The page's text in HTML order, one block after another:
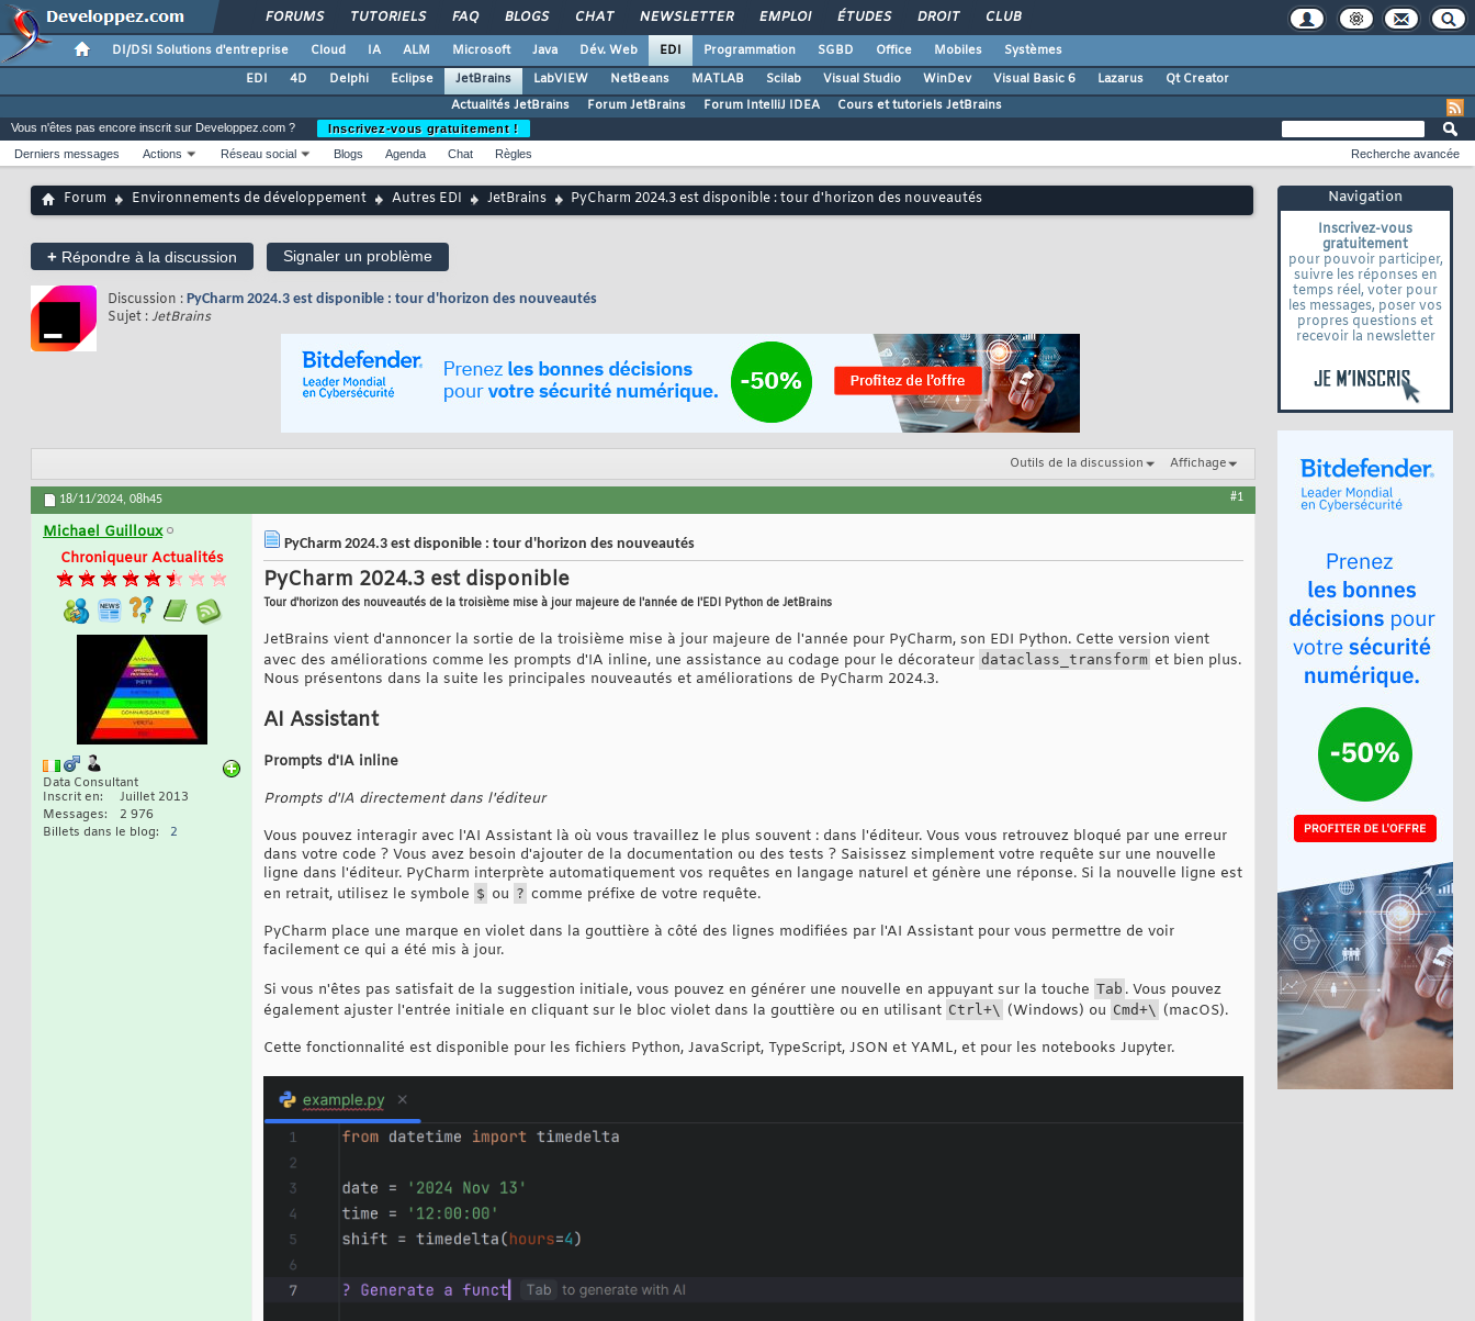
FORUMS TUTORIELS FAQ BLOGS CHAT NEWSLETTER EMPLOI ÉTUDES DROIT CLUB
DI/DSI Solutions d'entreprise Cloud IA ALM Microsoft Java Dév. Web EDI Programmation SGBD Office Mobiles
Systèmes
EDI
4D Delphi Eclipse JetBrains LabVIEW NetBeans MATLAB Scilab Visual Studio WinDev Visual Basic 6 Lazarus
Qt Creator
Actualités JetBrains
Forum JetBrains Forum IntelliJ IDEA Cours et tutoriels JetBrains
Navigation
Inscrivez-vous
gratuitement
pour pouvoir participer,
suivre les réponses en
temps réel, voter pour
les messages, poser vos
propres questions et
recevoir la newsletter
Vous n'êtes pas encore inscrit sur Developpez.com ?
Inscrivez-vous gratuitement !
Derniers messages
Actions Réseau social Blogs Agenda Chat Règles Recherche avancée
Forum Environnements de développement Autres EDI JetBrains PyCharm 2024.3 est disponible : tour d'horizon des nouveautés
+ Répondre à la discussion Signaler un problème
Discussion : PyCharm 2024.3 est disponible : tour d'horizon des nouveautés
Sujet :JetBrains
Outils de la discussion Affichage
18/11/2024, 08h45 #1
Michael Guilloux
Chroniqueur Actualités
Data Consultant
Inscrit en
Juillet 2013
Messages
2 976
Billets dans le blog
2
PyCharm 2024.3 est disponible : tour d'horizon des nouveautés
PyCharm 2024.3 est disponible
Tour d'horizon des nouveautés de la troisième mise à jour majeure de l'année de l'EDI Python de JetBrains
JetBrains vient d'annoncer la sortie de la troisième mise à jour majeure de l'année pour PyCharm, son EDI Python. Cette version vient
avec des améliorations comme les prompts d'IA inline, une assistance au codage pour le décorateur dataclass_transform et bien plus.
Nous présentons dans la suite les principales nouveautés et améliorations de PyCharm 2024.3.
AI Assistant
Prompts d'IA inline
Prompts d'IA directement dans l'éditeur
Vous pouvez interagir avec l'AI Assistant là où vous travaillez le plus souvent : dans l'éditeur. Vous vous retrouvez bloqué par une erreur
dans votre code ? Vous avez besoin d'ajouter de la documentation ou des tests ? Saisissez simplement votre requête sur une nouvelle
ligne dans l'éditeur. PyCharm interprète automatiquement vos requêtes en langage naturel et génère une réponse. Si la nouvelle ligne est
en retrait, utilisez le symbole $ ou ? comme préfixe de votre requête.
PyCharm place une marque en violet dans la gouttière à côté des lignes modifiées par l'AI Assistant pour vous permettre de voir
facilement ce qui a été mis à jour.
Si vous n'êtes pas satisfait de la suggestion initiale, vous pouvez en générer une nouvelle en appuyant sur la touche Tab . Vous pouvez
également ajuster l'entrée initiale en cliquant sur le bloc violet dans la gouttière ou en utilisant Ctrl+\ (Windows) ou Cmd+\ (macOS).
Cette fonctionnalité est disponible pour les fichiers Python, JavaScript, TypeScript, JSON et YAML, et pour les notebooks Jupyter.